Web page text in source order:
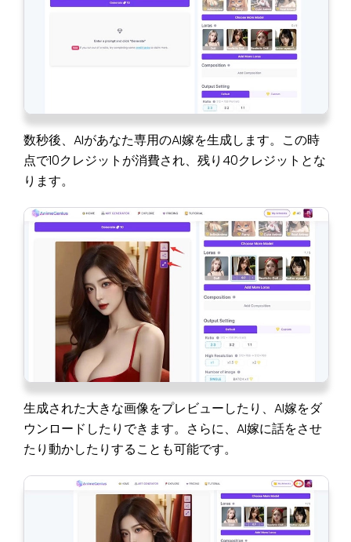
数秒後、AIがあなた専用のAI嫁を生成します。この時
点で10クレジットが消費され、残り40クレジットとな
ります。
生成された大きな画像をプレビューしたり、AI嫁をダ
ウンロードしたりできます。さらに、AI嫁に話をさせ
たり動かしたりすることも可能です。